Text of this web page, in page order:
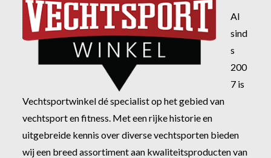
Al
sind
s
200
7 is
Vechtsportwinkel dé specialist op het gebied van
vechtsport en fitness. Met een rijke historie en
uitgebreide kennis over diverse vechtsporten bieden
wij een breed assortiment aan kwaliteitsproducten van